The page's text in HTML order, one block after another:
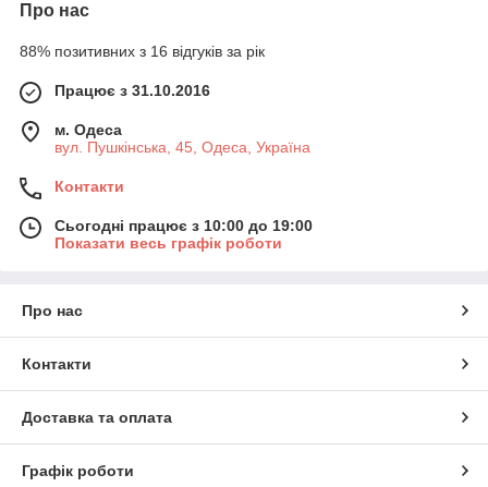
Про нас
88% позитивних з 16 відгуків за рік
Працює з 31.10.2016
м. Одеса
вул. Пушкінська, 45, Одеса, Україна
Контакти
Сьогодні працює з 10:00 до 19:00
Показати весь графік роботи
Про нас
Контакти
Доставка та оплата
Графік роботи